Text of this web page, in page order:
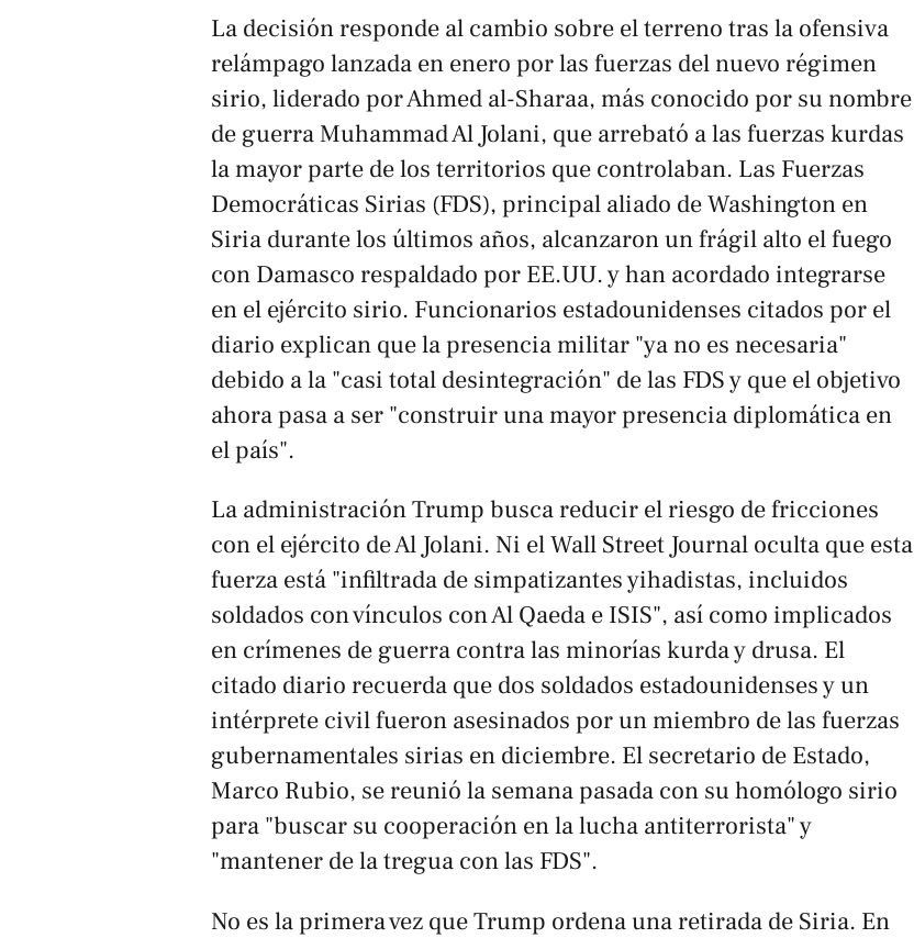
La decisión responde al cambio sobre el terreno tras la ofensiva
relámpago lanzada en enero por las fuerzas del nuevo régimen
sirio, liderado por Ahmed al-Sharaa, más conocido por su nombre
de guerra Muhammad Al Jolani, que arrebató a las fuerzas kurdas
la mayor parte de los territorios que controlaban. Las Fuerzas
Democráticas Sirias (FDS), principal aliado de Washington en
Siria durante los últimos años, alcanzaron un frágil alto el fuego
con Damasco respaldado por EE.UU. y han acordado integrarse
en el ejército sirio. Funcionarios estadounidenses citados por el
diario explican que la presencia militar "ya no es necesaria"
debido a la "casi total desintegración" de las FDS y que el objetivo
ahora pasa a ser "construir una mayor presencia diplomática en
el país".
La administración Trump busca reducir el riesgo de fricciones
con el ejército de Al Jolani. Ni el Wall Street Journal oculta que esta
fuerza está "infiltrada de simpatizantes yihadistas, incluidos
soldados con vínculos con Al Qaeda e ISIS", así como implicados
en crímenes de guerra contra las minorías kurda y drusa. El
citado diario recuerda que dos soldados estadounidenses y un
intérprete civil fueron asesinados por un miembro de las fuerzas
gubernamentales sirias en diciembre. El secretario de Estado,
Marco Rubio, se reunió la semana pasada con su homólogo sirio
para "buscar su cooperación en la lucha antiterrorista" y
"mantener de la tregua con las FDS".
No es la primera vez que Trump ordena una retirada de Siria. En